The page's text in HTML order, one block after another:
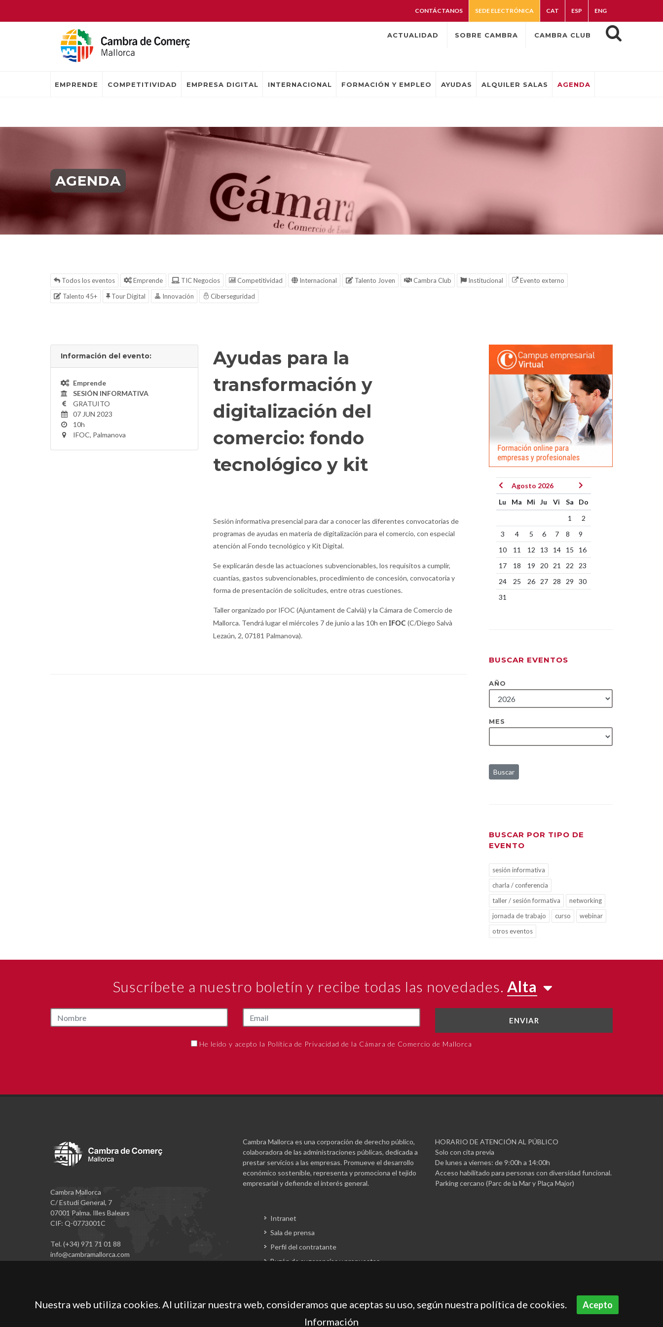
CONTÁCTANOS SEDE ELECTRÓNICA CAT ESP ENG
ACTUALIDAD SOBRE CAMBRA CAMBRA CLUB
EMPRENDE COMPETITIVIDAD EMPRESA DIGITAL INTERNACIONAL FORMACIÓN Y EMPLEO AYUDAS ALQUILER SALAS AGENDA
AGENDA
Todos los eventos Emprende TIC Negocios Competitividad Internacional Talento Joven Cambra Club Institucional
Evento externo
Talento 45+
Tour Digital Innovación Ciberseguridad
Información del evento:
Emprende
SESIÓN INFORMATIVA
GRATUITO
07 JUN 2023
10h
IFOC, Palmanova
Ayudas para la
transformación y
digitalización del
comercio: fondo
tecnológico y kit
Sesión informativa presencial para dar a conocer las diferentes convocatorias de
programas de ayudas en materia de digitalización para el comercio, con especial
atención al Fondo tecnológico y Kit Digital.
Se explicarán desde las actuaciones subvencionables, los requisitos a cumplir,
cuantías, gastos subvencionables, procedimiento de concesión, convocatoria y
forma de presentación de solicitudes, entre otras cuestiones.
Taller organizado por IFOC (Ajuntament de Calvià) y la Cámara de Comercio de
Mallorca. Tendrá lugar el miércoles 7 de junio a las 10h en IFOC (C/Diego Salvà
Lezaún, 2, 07181 Palmanova).
Agosto 2026
Lu
Ma Mi Ju Vi Sa
Do
1
2
3
4 5 6 7 8
9
10
11 12 13 14 15
16
17
18 19 20 21 22
23
24
25 26 27 28 29
30
31
BUSCAR EVENTOS
AÑO
MES
Buscar
BUSCAR POR TIPO DE
EVENTO
sesión informativa
charla / conferencia
taller / sesión formativa
networking
jornada de trabajo
curso
webinar
otros eventos
Suscríbete a nuestro boletín y recibe todas las novedades. Alta
ENVIAR
He leído y acepto la Política de Privacidad de la Cámara de Comercio de Mallorca
Cambra Mallorca
C/ Estudi General, 7
07001 Palma. Illes Balears
CIF: Q-0773001C
Tel. (+34) 971 71 01 88
info@cambramallorca.com
Cambra Mallorca es una corporación de derecho público,
colaboradora de las administraciones públicas, dedicada a
prestar servicios a las empresas. Promueve el desarrollo
económico sostenible, representa y promociona el tejido
empresarial y defiende el interés general.
Intranet
Sala de prensa
Perfil del contratante
Buzón de sugerencias y propuestas
HORARIO DE ATENCIÓN AL PÚBLICO
Solo con cita previa
De lunes a viernes: de 9:00h a 14:00h
Acceso habilitado para personas con diversidad funcional.
Parking cercano (Parc de la Mar y Plaça Major)
Nuestra web utiliza cookies. Al utilizar nuestra web, consideramos que aceptas su uso, según nuestra política de cookies. Acepto
Información